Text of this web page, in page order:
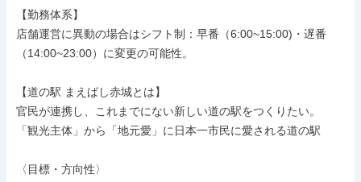
【勤務体系】
店舗運営に異動の場合はシフト制：早番（6:00~15:00)・遅番
（14:00~23:00）に変更の可能性。
【道の駅 まえばし赤城とは】
官民が連携し、これまでにない新しい道の駅をつくりたい。
「観光主体」から「地元愛」に日本一市民に愛される道の駅
〈目標・方向性〉